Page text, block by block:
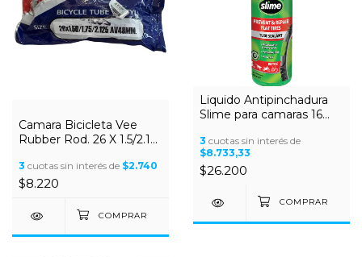
Camara Bicicleta Vee
Rubber Rod. 26 X 1.5/2.125
3 cuotas sin interés de $2.740
$8.220
Liquido Antipinchadura
Slime para camaras 16
3 cuotas sin interés de
$8.733,33
$26.200